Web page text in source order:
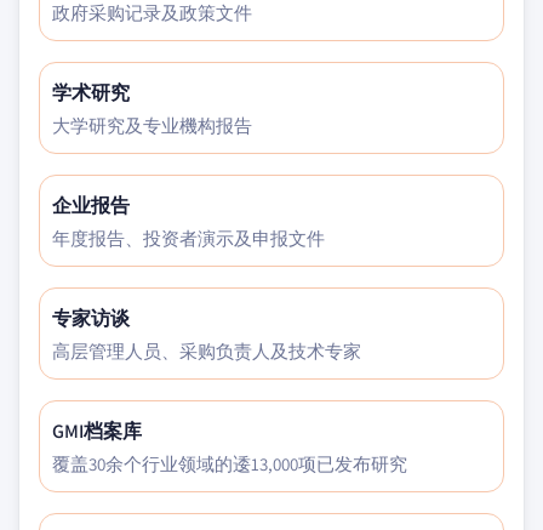
政府采购记录及政策文件
学术研究
大学研究及专业機构报告
企业报告
年度报告、投资者演示及申报文件
专家访谈
高层管理人员、采购负责人及技术专家
GMI档案库
覆盖30余个行业领域的逶13,000项已发布研究